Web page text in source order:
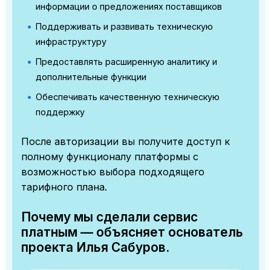
информации о предложениях поставщиков
Поддерживать и развивать техническую
инфраструктуру
Предоставлять расширенную аналитику и
дополнительные функции
Обеспечивать качественную техническую
поддержку
После авторизации вы получите доступ к
полному функционалу платформы с
возможностью выбора подходящего
тарифного плана.
Почему мы сделали сервис
платным — объясняет основатель
проекта Илья Сабуров.